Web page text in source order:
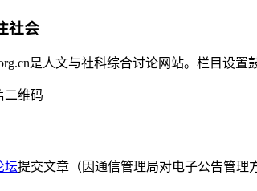
社会
是人文与社科综合讨论网站。栏目设
坛提交文章（因通信管理局对电子公告管理